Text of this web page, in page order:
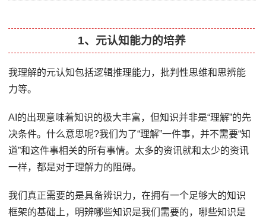
1、元认知能力的培养
我理解的元认知包括逻辑推理能力，批判性思维和思辨能
力等。
AI的出现意味着知识的极大丰富，但知识并非是“理解”的先
决条件。什么意思呢?我们为了“理解”一件事，并不需要“知
道”和这件事相关的所有事情。太多的资讯就和太少的资讯
一样，都是对于理解力的阻碍。
我们真正需要的是具备辨识力，在拥有一个足够大的知识
框架的基础上，明辨哪些知识是我们需要的，哪些知识是